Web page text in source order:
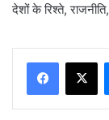
देशों के रिश्ते,